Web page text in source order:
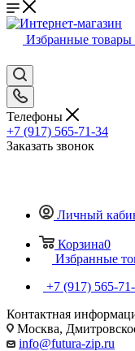
Избранные товары
Телефоны
+7 (917) 565-71-34
Заказать звонок
Личный
Корзина0
Избранные
+7 (917) 565-
Контактная
Москва,
info@futura-zip.ru